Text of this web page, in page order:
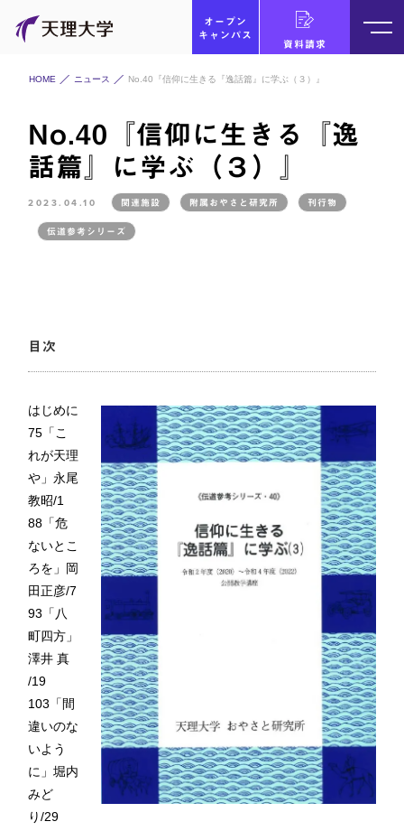
オープン
キャンパス
資料請求
HOME ニュース No.40『信仰に生きる『逸話篇』に学ぶ（３）』
No.40『信仰に生きる『逸
話篇』に学ぶ（３）』
2023.04.10 関連施設 附属おやさと研究所 刊行物
伝道参考シリーズ
目次
はじめに
75「こ
れが天理
や」永尾
教昭/1
88「危
ないとこ
ろを」岡
田正彦/7
93「八
町四方」
澤井 真
/19
103「間
違いのな
いよう
に」堀内
みど
り/29